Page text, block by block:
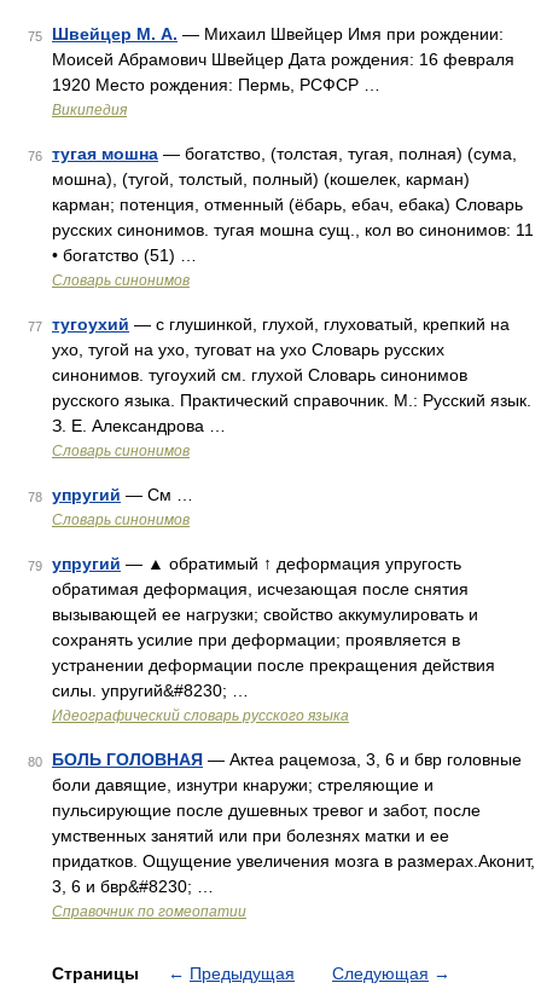
75 Швейцер М. А. — Михаил Швейцер Имя при рождении:
Моисей Абрамович Швейцер Дата рождения: 16 февраля
1920 Место рождения: Пермь, РСФСР …
Википедия
76 тугая мошна — богатство, (толстая, тугая, полная) (сума,
мошна), (тугой, толстый, полный) (кошелек, карман)
карман; потенция, отменный (ёбарь, ебач, ебака) Словарь
русских синонимов. тугая мошна сущ., кол во синонимов: 11
• богатство (51) …
Словарь синонимов
77 тугоухий — с глушинкой, глухой, глуховатый, крепкий на
ухо, тугой на ухо, туговат на ухо Словарь русских
синонимов. тугоухий см. глухой Словарь синонимов
русского языка. Практический справочник. М.: Русский язык.
З. Е. Александрова …
Словарь синонимов
78 упругий — См …
Словарь синонимов
79 упругий — ▲ обратимый ↑ деформация упругость
обратимая деформация, исчезающая после снятия
вызывающей ее нагрузки; свойство аккумулировать и
сохранять усилие при деформации; проявляется в
устранении деформации после прекращения действия
силы. упругий&#8230; …
Идеографический словарь русского языка
80 БОЛЬ ГОЛОВНАЯ — Актеа рацемоза, 3, 6 и бвр головные
боли давящие, изнутри кнаружи; стреляющие и
пульсирующие после душевных тревог и забот, после
умственных занятий или при болезнях матки и ее
придатков. Ощущение увеличения мозга в размерах.Аконит,
3, 6 и бвр&#8230; …
Справочник по гомеопатии
Страницы ← Предыдущая Следующая →